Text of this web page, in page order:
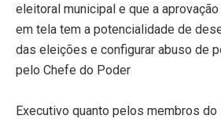
eleitoral municipal e que a
em tela tem a potencialidade de
das eleições e configurar abuso de
pelo Chefe do Poder
Executivo quanto pelos membros